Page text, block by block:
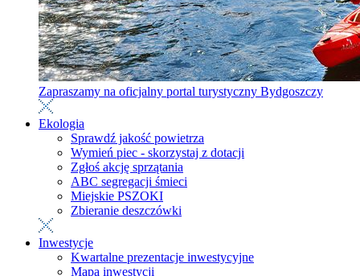
Zapraszamy na oficjalny portal turystyczny Bydgoszczy
Ekologia
Sprawdź jakość powietrza
Wymień piec - skorzystaj z dotacji
Zgłoś akcję sprzątania
ABC segregacji śmieci
Miejskie PSZOKI
Zbieranie deszczówki
Inwestycje
Kwartalne prezentacje inwestycyjne
Mapa inwestycji